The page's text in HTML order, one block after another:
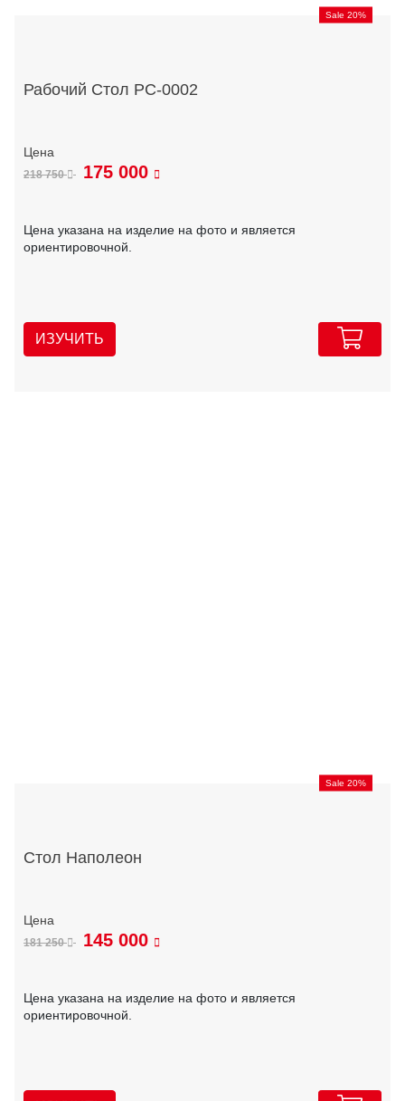
Sale 20%
Рабочий Стол РС-0002
218 750 175 000
Цена указана на изделие на фото и является
ориентировочной.
ИЗУЧИТЬ
Sale 20%
Стол Наполеон
181 250 145 000
Цена указана на изделие на фото и является
ориентировочной.